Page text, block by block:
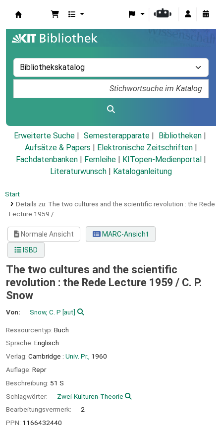
Erweiterte Suche Semesterapparate
Bibliotheken
Aufsätze & Papers
Elektronische Zeitschriften
Fachdatenbanken
Fernleihe KITopen-Medienportal
Literaturwunsch
Kataloganleitung
Start
Details zu: The two cultures and the scientific revolution : the Rede
Lecture 1959 /
Normale Ansicht
MARC-Ansicht
ISBD
The two cultures and the scientific
revolution : the Rede Lecture 1959 / C. P.
Snow
Von: Snow, C. P [aut]
Ressourcentyp: Buch
Sprache: Englisch
Verlag: Cambridge : Univ. Pr., 1960
Auflage: Repr
Beschreibung: 51 S
Schlagwörter:
Zwei-Kulturen-Theorie
Bearbeitungsvermerk:
2
PPN: 1166432440